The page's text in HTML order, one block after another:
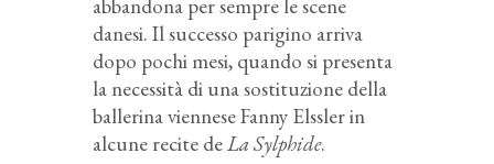
abbandona per sempre le scene
danesi. Il successo parigino arriva
dopo pochi mesi, quando si presenta
la necessità di una sostituzione della
ballerina viennese Fanny Elssler in
alcune recite deLa Sylphide.